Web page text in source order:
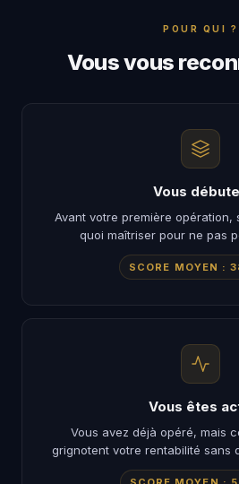
POUR QUI ?
Vous vous
Vous
Avant votre première opération,
quoi maîtriser pour ne pas
SCORE MOYEN :
Vous êtes
Vous avez déjà opéré, mais
grignotent votre rentabilité sans